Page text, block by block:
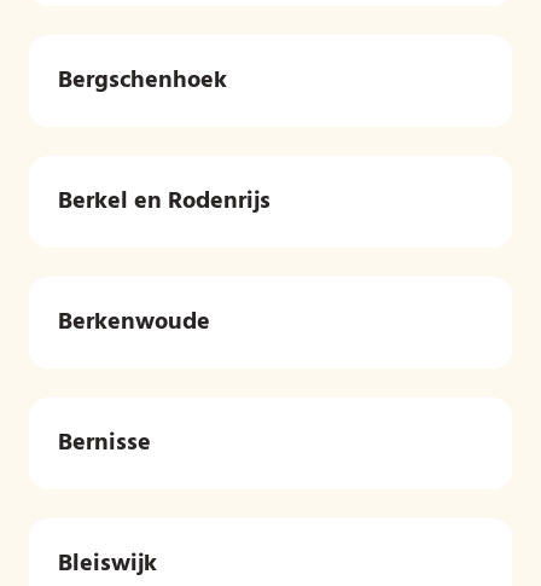
Bergschenhoek
Berkel en Rodenrijs
Berkenwoude
Bernisse
Bleiswijk